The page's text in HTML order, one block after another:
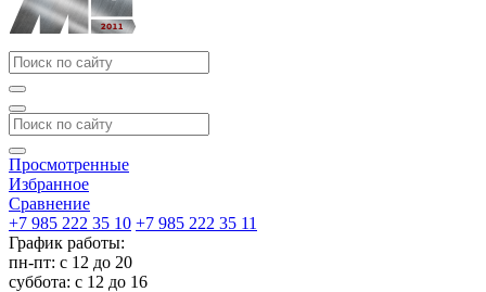
Просмотренные
Избранное
Сравнение
+7 985 222 35 10 +7 985 222 35 11
График работы:
пн-пт: с 12 до 20
суббота: c 12 до 16